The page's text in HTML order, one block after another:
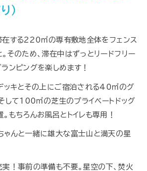
）
在する220㎡の専有敷地全体をフェンス
そのため、滞在中はずっとリードフリー
ンピングを楽しめます！
ッキとその上にご宿泊される40㎡のグ
して100㎡の芝生のプライベートドッグ
もちろんお風呂とトイレも専用！
ゃんと一緒に雄大な富士山と満天の星
！事前の準備も不要。星空の下、焚火